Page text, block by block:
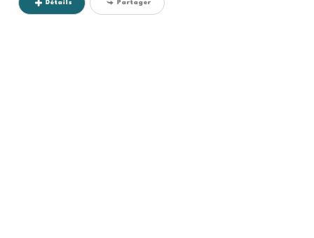
Détails Partager